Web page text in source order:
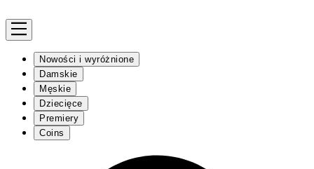
Nowości i wyróżnione
Damskie
Męskie
Dziecięce
Premiery
Coins